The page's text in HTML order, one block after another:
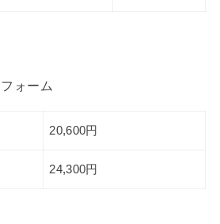
ォーム
20,600円
24,300円